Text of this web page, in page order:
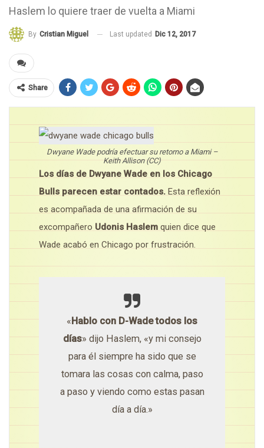
Haslem lo quiere traer de vuelta a Miami
By Cristian Miguel Last updated Dic 12, 2017
Share
Dwyane Wade podría efectuar su retorno a Miami –
Keith Allison (CC)
Los días de Dwyane Wade en los Chicago
Bulls parecen estar contados. Esta reflexión
es acompañada de una afirmación de su
excompañero Udonis Haslem quien dice que
Wade acabó en Chicago por frustración.
« Hablo con D-Wade todos los
días» dijo Haslem, «y mi consejo
para él siempre ha sido que se
tomara las cosas con calma, paso
a paso y viendo como estas pasan
día a día.»